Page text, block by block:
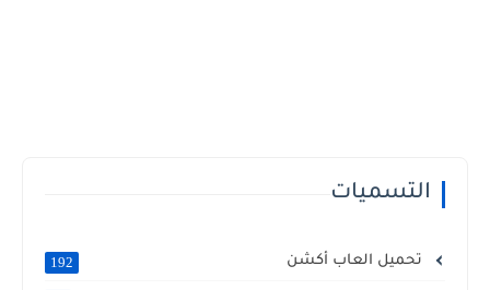
التسميات
تحميل العاب أكشن 192